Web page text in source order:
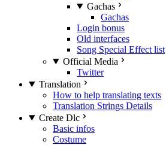
Gachas
Gachas
Login bonus
Old interfaces
Song Special Effect list
Official Media
Twitter
Translation
How to help translating texts
Translation Strings Details
Create Dlc
Basic infos
Costume